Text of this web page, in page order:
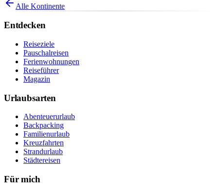
Alle Kontinente
Entdecken
Reiseziele
Pauschalreisen
Ferienwohnungen
Reiseführer
Magazin
Urlaubsarten
Abenteuerurlaub
Backpacking
Familienurlaub
Kreuzfahrten
Strandurlaub
Städtereisen
Für mich